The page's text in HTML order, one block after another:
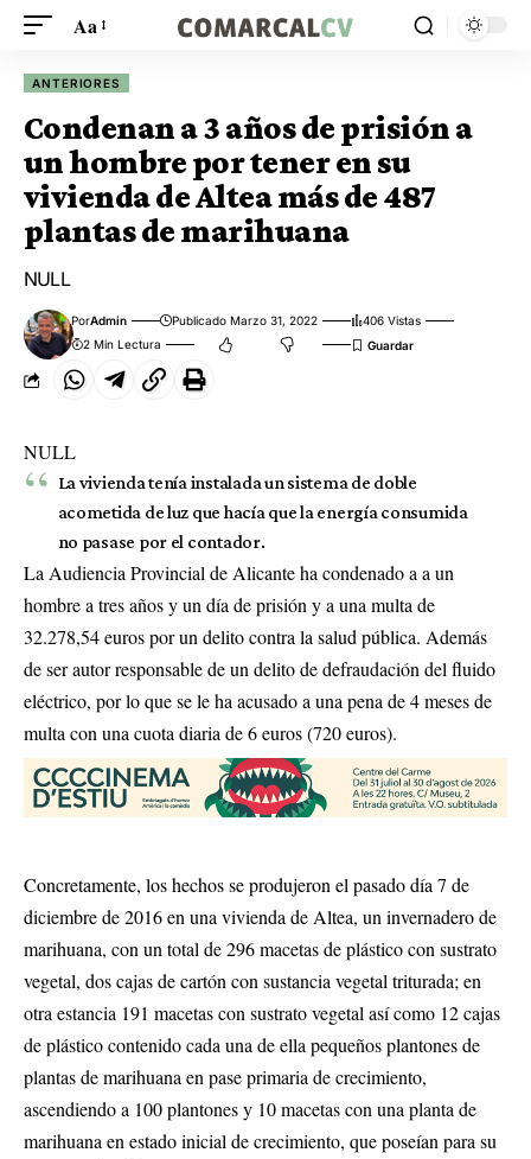
Aa
ANTERIORES
Condenan a 3 años de prisión a
un hombre por tener en su
vivienda de Altea más de 487
plantas de marihuana
NULL
PorAdmin Publicado Marzo 31, 2022
406 Vistas
2 Min Lectura
NULL
La vivienda tenía instalada un sistema de doble
acometida de luz que hacía que la energía consumida
no pasase por el contador.
La Audiencia Provincial de Alicante ha condenado a a un
hombre a tres años y un día de prisión y a una multa de
32.278,54 euros por un delito contra la salud pública. Además
de ser autor responsable de un delito de defraudación del fluido
eléctrico, por lo que se le ha acusado a una pena de 4 meses de
multa con una cuota diaria de 6 euros (720 euros).
Concretamente, los hechos se produjeron el pasado día 7 de
diciembre de 2016 en una vivienda de Altea, un invernadero de
marihuana, con un total de 296 macetas de plástico con sustrato
vegetal, dos cajas de cartón con sustancia vegetal triturada; en
otra estancia 191 macetas con sustrato vegetal así como 12 cajas
de plástico contenido cada una de ella pequeños plantones de
plantas de marihuana en pase primaria de crecimiento,
ascendiendo a 100 plantones y 10 macetas con una planta de
marihuana en estado inicial de crecimiento, que poseían para su